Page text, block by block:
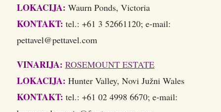
LOKACIJA: Waurn Ponds, Victoria
KONTAKT: tel.: +61 3 52661120; e-mail:
pettavel@pettavel.com
VINARIJA: ROSEMOUNT ESTATE
LOKACIJA: Hunter Valley, Novi Južni Wales
KONTAKT: tel.: +61 02 4998 6670; e-mail: